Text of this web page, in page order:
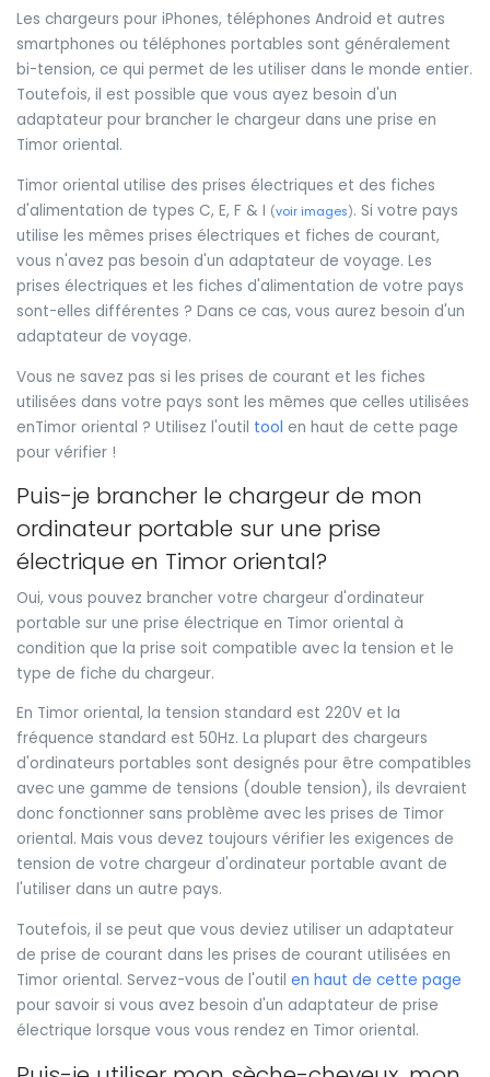
Les chargeurs pour iPhones, téléphones Android et autres
smartphones ou téléphones portables sont généralement
bi-tension, ce qui permet de les utiliser dans le monde entier.
Toutefois, il est possible que vous ayez besoin d'un
adaptateur pour brancher le chargeur dans une prise en
Timor oriental.
Timor oriental utilise des prises électriques et des fiches
d'alimentation de types C, E, F & I (voir images). Si votre pays
utilise les mêmes prises électriques et fiches de courant,
vous n'avez pas besoin d'un adaptateur de voyage. Les
prises électriques et les fiches d'alimentation de votre pays
sont-elles différentes ? Dans ce cas, vous aurez besoin d'un
adaptateur de voyage.
Vous ne savez pas si les prises de courant et les fiches
utilisées dans votre pays sont les mêmes que celles utilisées
enTimor oriental ? Utilisez l'outil tool en haut de cette page
pour vérifier !
Puis-je brancher le chargeur de mon
ordinateur portable sur une prise
électrique en Timor oriental?
Oui, vous pouvez brancher votre chargeur d'ordinateur
portable sur une prise électrique en Timor oriental à
condition que la prise soit compatible avec la tension et le
type de fiche du chargeur.
En Timor oriental, la tension standard est 220V et la
fréquence standard est 50Hz. La plupart des chargeurs
d'ordinateurs portables sont designés pour être compatibles
avec une gamme de tensions (double tension), ils devraient
donc fonctionner sans problème avec les prises de Timor
oriental. Mais vous devez toujours vérifier les exigences de
tension de votre chargeur d'ordinateur portable avant de
l'utiliser dans un autre pays.
Toutefois, il se peut que vous deviez utiliser un adaptateur
de prise de courant dans les prises de courant utilisées en
Timor oriental. Servez-vous de l'outil en haut de cette page
pour savoir si vous avez besoin d'un adaptateur de prise
électrique lorsque vous vous rendez en Timor oriental.